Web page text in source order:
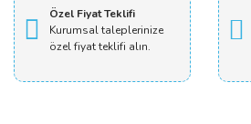
Özel Fiyat Teklifi
Kurumsal taleplerinize
özel fiyat teklifi alın.